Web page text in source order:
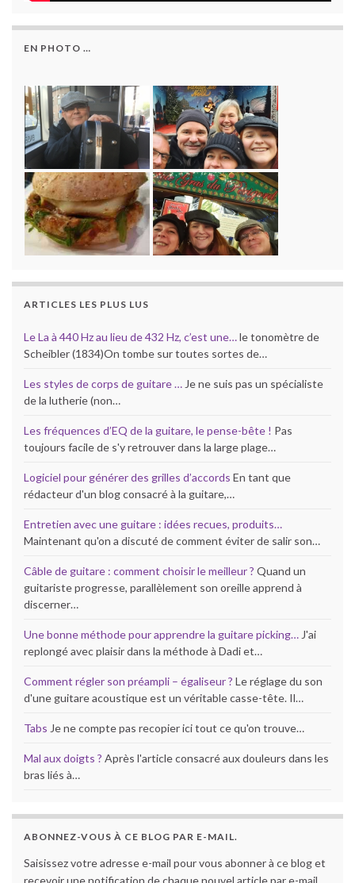
EN PHOTO …
ARTICLES LES PLUS LUS
Le La à 440 Hz au lieu de 432 Hz, c’est une…le tonomètre de
Scheibler (1834)On tombe sur toutes sortes de…
Les styles de corps de guitare …Je ne suis pas un spécialiste
de la lutherie (non…
Les fréquences d’EQ de la guitare, le pense-bête ! Pas
toujours facile de s'y retrouver dans la large plage…
Logiciel pour générer des grilles d’accords En tant que
rédacteur d'un blog consacré à la guitare,…
Entretien avec une guitare : idées recues, produits…
Maintenant qu'on a discuté de comment éviter de salir son…
Câble de guitare : comment choisir le meilleur ? Quand un
guitariste progresse, parallèlement son oreille apprend à
discerner…
Une bonne méthode pour apprendre la guitare picking…J'ai
replongé avec plaisir dans la méthode à Dadi et…
Comment régler son préampli – égaliseur ? Le réglage du son
d'une guitare acoustique est un véritable casse-tête. Il…
Tabs Je ne compte pas recopier ici tout ce qu'on trouve…
Mal aux doigts ? Après l'article consacré aux douleurs dans les
bras liés à…
ABONNEZ-VOUS À CE BLOG PAR E-MAIL.
Saisissez votre adresse e-mail pour vous abonner à ce blog et